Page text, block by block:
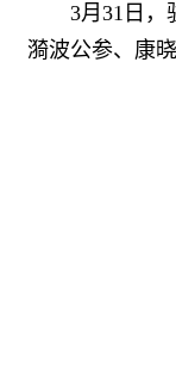
3月31日，
漪波公参、康